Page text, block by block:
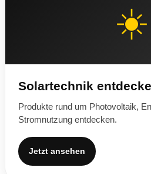
☀️
Solartechnik
Produkte rund um Photovoltaik,
Stromnutzung entdecken.
Jetzt ansehen